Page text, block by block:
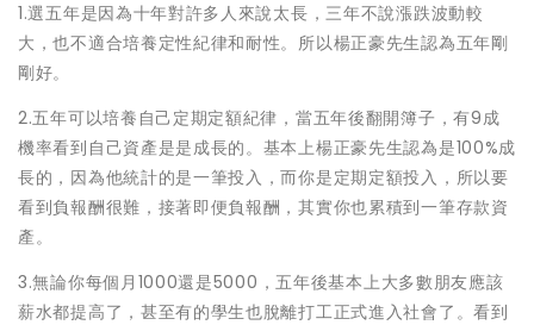
1.選五年是因為十年對許多人來說太長，三年不說漲跌波動較
大，也不適合培養定性紀律和耐性。所以楊正豪先生認為五年剛
剛好。
2.五年可以培養自己定期定額紀律，當五年後翻開簿子，有9成
機率看到自己資產是是成長的。基本上楊正豪先生認為是100%成
長的，因為他統計的是一筆投入，而你是定期定額投入，所以要
看到負報酬很難，接著即便負報酬，其實你也累積到一筆存款資
產。
3.無論你每個月1000還是5000，五年後基本上大多數朋友應該
薪水都提高了，甚至有的學生也脫離打工正式進入社會了。看到